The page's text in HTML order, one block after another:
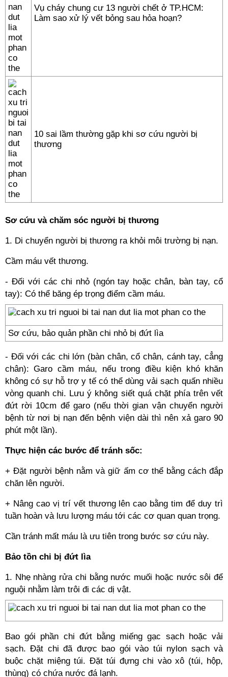
Vụ cháy chung cư 13 người chết ở TP.HCM:
Làm sao xử lý vết bỏng sau hỏa hoạn?
10 sai lầm thường gặp khi sơ cứu người bị
thương
Sơ cứu và chăm sóc người bị thương
1. Di chuyển người bị thương ra khỏi môi trường bị nạn.
Cầm máu vết thương.
- Đối với các chi nhỏ (ngón tay hoặc chân, bàn tay, cổ
tay): Có thể băng ép trọng điểm cầm máu.
Sơ cứu, bảo quản phần chi nhỏ bị đứt lìa
- Đối với các chi lớn (bàn chân, cổ chân, cánh tay, cẳng
chân): Garo cầm máu, nếu trong điều kiện khó khăn
không có sự hỗ trợ y tế có thể dùng vải sạch quấn nhiều
vòng quanh chi. Lưu ý không siết quá chặt phía trên vết
đứt rời 10cm để garo (nếu thời gian vận chuyển người
bệnh từ nơi bị nạn đến bệnh viện dài thì nên xả garo 90
phút một lần).
Thực hiện các bước để tránh sốc:
+ Đặt người bệnh nằm và giữ ấm cơ thể bằng cách đắp
chăn lên người.
+ Nâng cao vị trí vết thương lên cao bằng tim để duy trì
tuần hoàn và lưu lượng máu tới các cơ quan quan trọng.
Cần tránh mất máu là ưu tiên trong bước sơ cứu này.
Bảo tồn chi bị đứt lìa
1. Nhẹ nhàng rửa chi bằng nước muối hoặc nước sôi để
nguội nhằm làm trôi đi các dị vật.
Bao gói phần chi đứt bằng miếng gạc sạch hoặc vải
sạch. Đặt chi đã được bao gói vào túi nylon sạch và
buộc chặt miệng túi. Đặt túi đựng chi vào xô (túi, hộp,
thùng) có chứa nước đá lạnh.